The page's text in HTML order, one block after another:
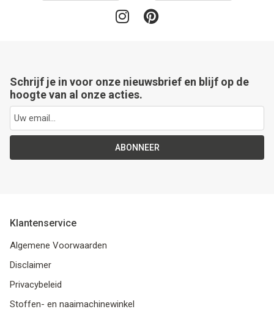
Schrijf je in voor onze nieuwsbrief en blijf op de
hoogte van al onze acties.
ABONNEER
Klantenservice
Algemene Voorwaarden
Disclaimer
Privacybeleid
Stoffen- en naaimachinewinkel